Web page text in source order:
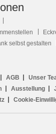
selbst gestalten
AGB
Unser
Ausstellung
Cookie-